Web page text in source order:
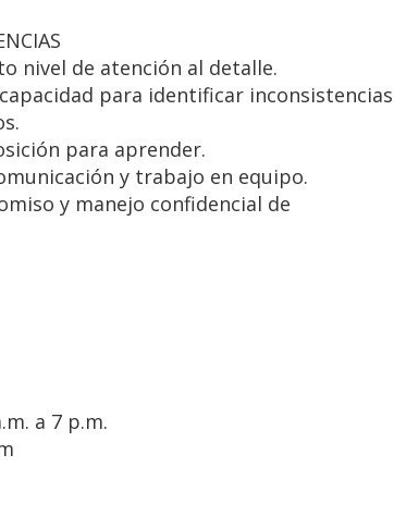
nivel de atención al detalle.
para identificar inconsistencias
para aprender.
y trabajo en equipo.
y manejo confidencial de
a 7 p.m.